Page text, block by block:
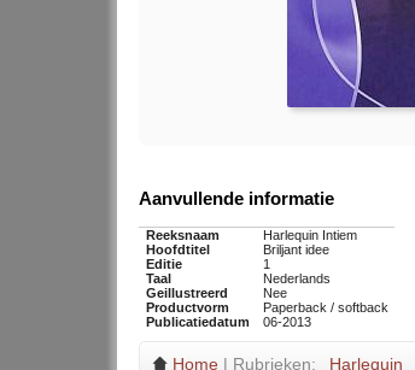
Aanvullende informatie
Reeksnaam
Harlequin Intiem
Hoofdtitel
Briljant idee
Editie
1
Taal
Nederlands
Geillustreerd
Nee
Productvorm
Paperback / softback
Publicatiedatum
06-2013
Home | Rubrieken: Harlequin